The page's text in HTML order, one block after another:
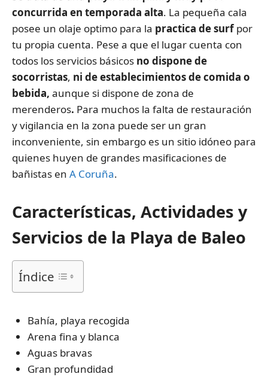
concurrida en temporada alta. La pequeña cala
posee un olaje optimo para la practica de surfpor
tu propia cuenta. Pese a que el lugar cuenta con
todos los servicios básicos no dispone de
socorristas, ni de establecimientos de comida o
bebida, aunque si dispone de zona de
merenderos. Para muchos la falta de restauración
y vigilancia en la zona puede ser un gran
inconveniente, sin embargo es un sitio idóneo para
quienes huyen de grandes masificaciones de
bañistas en A Coruña.
Características, Actividades y
Servicios de la Playa de Baleo
Índice
Bahía, playa recogida
Arena fina y blanca
Aguas bravas
Gran profundidad